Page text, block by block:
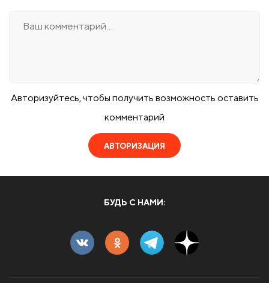
Авторизуйтесь, чтобы получить возможность оставить
комментарий
АВТОРИЗАЦИЯ
БУДЬ С НАМИ: